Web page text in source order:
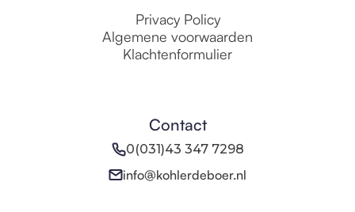
Privacy Policy
Algemene voorwaarden
Klachtenformulier
Contact
0(031)43 347 7298
info@kohlerdeboer.nl